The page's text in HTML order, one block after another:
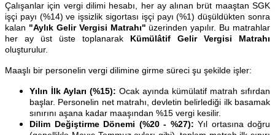
Çalışanlar için vergi dilimi hesabı, her ay alınan brüt maaştan SGK
işçi payı (%14) ve işsizlik sigortası işçi payı (%1) düşüldükten sonra
kalan "Aylık Gelir Vergisi Matrahı" üzerinden yapılır. Bu matrahlar
her ay üst üste toplanarak Kümülâtif Gelir Vergisi Matrahı
oluşturulur.
Maaşlı bir personelin vergi dilimine girme süreci şu şekilde işler:
Yılın İlk Ayları (%15): Ocak ayında kümülatif matrah sıfırdan
başlar. Personelin net matrahı, devletin belirlediği ilk basamak
sınırını aşana kadar maaşından %15 vergi kesilir.
Dilim Değiştirme Dönemi (%20 - %27): Yıl ortasına doğru